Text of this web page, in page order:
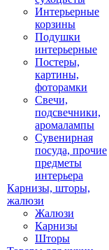
Интерьерные
корзины
Подушки
интерьерные
Постеры,
картины,
фоторамки
Свечи,
подсвечники,
аромалампы
Сувенирная
посуда, прочие
предметы
интерьера
Карнизы, шторы,
жалюзи
Жалюзи
Карнизы
Шторы